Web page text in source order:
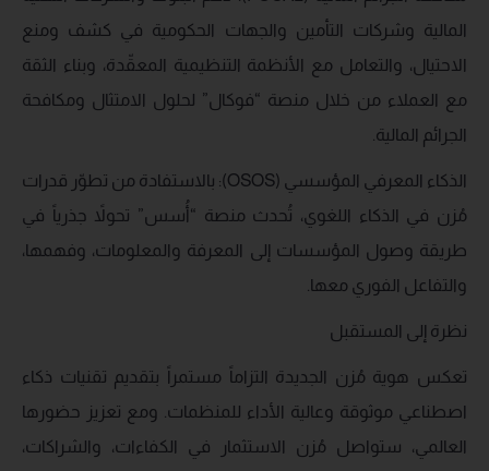
المالية وشركات التأمين والجهات الحكومية في كشف ومنع
الاحتيال، والتعامل مع الأنظمة التنظيمية المعقّدة، وبناء الثقة
مع العملاء من خلال منصة “فوكال” لحلول الامتثال ومكافحة
الجرائم المالية.
الذكاء المعرفي المؤسسي (OSOS): بالاستفادة من تطوّر قدرات
مُزن في الذكاء اللغوي، تُحدث منصة “أُسس” تحولاً جذرياً في
طريقة وصول المؤسسات إلى المعرفة والمعلومات، وفهمها،
والتفاعل الفوري معها.
نظرة إلى المستقبل
تعكس هوية مُزن الجديدة التزاماً مستمراً بتقديم تقنيات ذكاء
اصطناعي موثوقة وعالية الأداء للمنظمات. ومع تعزيز حضورها
العالمي، ستواصل مُزن الاستثمار في الكفاءات، والشراكات،